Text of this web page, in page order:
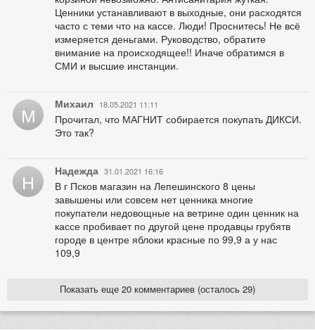
Ценники устанавливают в выходные, они расходятся
часто с теми что на кассе. Люди! Проснитесь! Не всё
измеряется деньгами. Руководство, обратите
внимание на происходящее!! Иначе обратимся в
СМИ и высшие инстанции.
М Михаил 18.05.2021 11:11
Прочитал, что МАГНИТ собирается покупать ДИКСИ.
Это так?
Н Надежда 31.01.2021 16:16
В г Псков магазин на Лепешинского 8 цены
завышены или совсем нет ценника многие
покупатели недовощные на ветрине один ценник на
кассе пробивает по другой цене продавцы грубятв
городе в центре яблоки красные по 99,9 а у нас
109,9
Показать еще 20 комментариев (осталось 29)